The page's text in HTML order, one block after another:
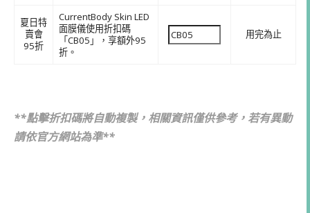
夏日特
賣會
95折
CurrentBody Skin LED
面膜儀使用折扣碼
「CB05」，享額外95
折。
用完為止
**點擊折扣碼將自動複製，相關資訊僅供參考，若有異動
請依官方網站為準**